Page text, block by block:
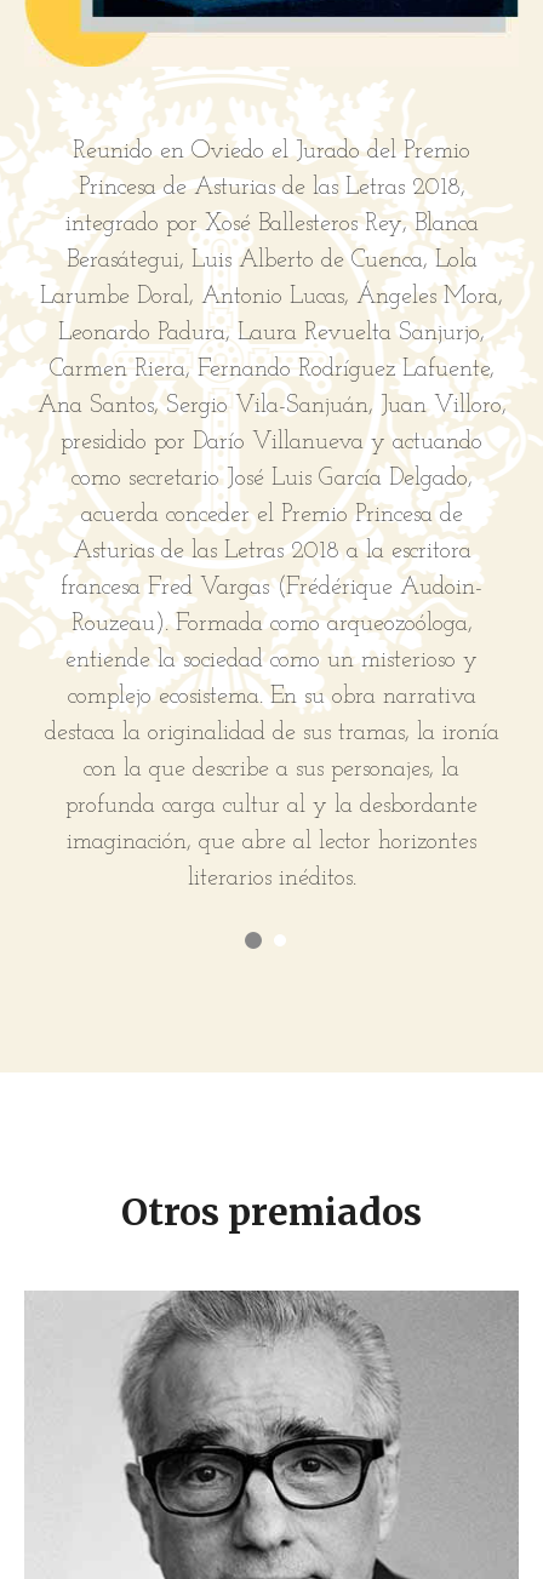
Reunido en Oviedo el Jurado del Premio
Princesa de Asturias de las Letras 2018,
integrado por Xosé Ballesteros Rey, Blanca
Berasátegui, Luis Alberto de Cuenca, Lola
Larumbe Doral, Antonio Lucas, Ángeles Mora,
Leonardo Padura, Laura Revuelta Sanjurjo,
Carmen Riera, Fernando Rodríguez Lafuente,
Ana Santos, Sergio Vila-Sanjuán, Juan Villoro,
presidido por Darío Villanueva y actuando
como secretario José Luis García Delgado,
acuerda conceder el Premio Princesa de
Asturias de las Letras 2018 a la escritora
francesa Fred Vargas (Frédérique Audoin-
Rouzeau). Formada como arqueozoóloga,
entiende la sociedad como un misterioso y
complejo ecosistema. En su obra narrativa
destaca la originalidad de sus tramas, la ironía
con la que describe a sus personajes, la
profunda carga cultur al y la desbordante
imaginación, que abre al lector horizontes
literarios inéditos.
Otros premiados